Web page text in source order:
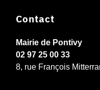
Contact
Mairie de Pontivy
02 97 25 00 33
8, rue François